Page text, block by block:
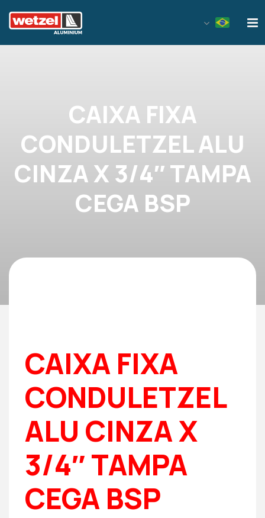
CAIXA FIXA
CONDULETZEL ALU
CINZA X 3/4″ TAMPA
CEGA BSP
CAIXA FIXA
CONDULETZEL
ALU CINZA X
3/4″ TAMPA
CEGA BSP